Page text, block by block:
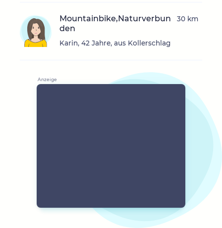
Mountainbike,Naturverbun
den
Karin, 42 Jahre, aus Kollerschlag
30 km